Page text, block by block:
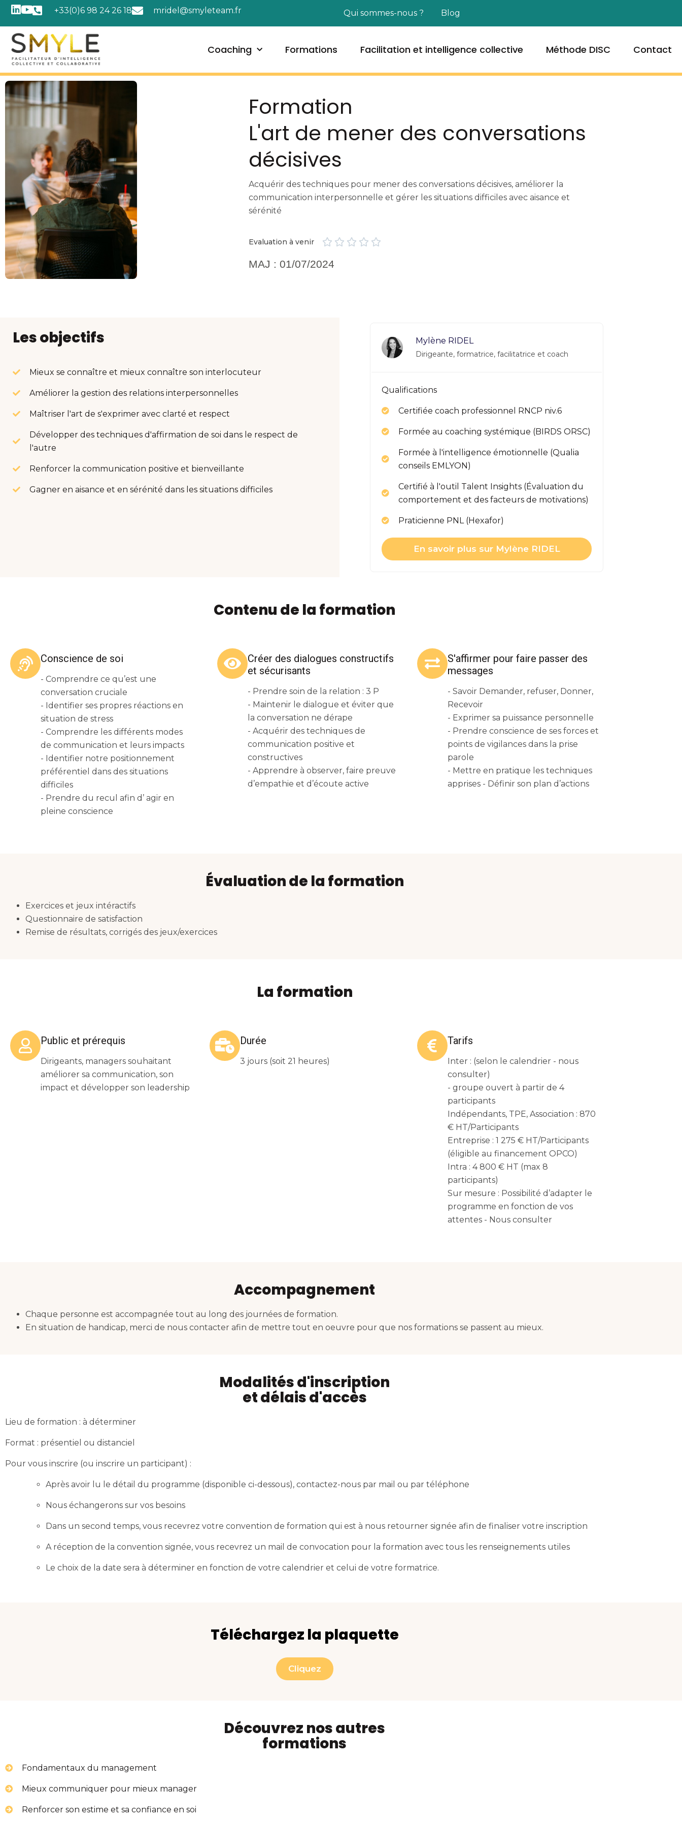
+33(0)6 98 24 26 18 mridel@smyleteam.fr Qui sommes-nous ? Blog
Coaching Formations Facilitation et intelligence collective Méthode DISC Contact
Formation
L'art de mener des conversations
décisives
Acquérir des techniques pour mener des conversations décisives, améliorer la
communication interpersonnelle et gérer les situations difficiles avec aisance et
sérénité
Evaluation à venir     
MAJ : 01/07/2024
Les objectifs
Mieux se connaître et mieux connaître son interlocuteur
Améliorer la gestion des relations interpersonnelles
Maîtriser l'art de s'exprimer avec clarté et respect
Développer des techniques d'affirmation de soi dans le respect de
l'autre
Renforcer la communication positive et bienveillante
Gagner en aisance et en sérénité dans les situations difficiles
Mylène RIDEL
Dirigeante, formatrice, facilitatrice et coach
Qualifications
Certifiée coach professionnel RNCP niv.6
Formée au coaching systémique (BIRDS ORSC)
Formée à l'intelligence émotionnelle (Qualia
conseils EMLYON)
Certifié à l'outil Talent Insights (Évaluation du
comportement et des facteurs de motivations)
Praticienne PNL (Hexafor)
En savoir plus sur Mylène RIDEL
Contenu de la formation
Conscience de soi
- Comprendre ce qu’est une
conversation cruciale
- Identifier ses propres réactions en
situation de stress
- Comprendre les différents modes
de communication et leurs impacts
- Identifier notre positionnement
préférentiel dans des situations
difficiles
- Prendre du recul afin d’ agir en
pleine conscience
Créer des dialogues constructifs
et sécurisants
- Prendre soin de la relation : 3 P
- Maintenir le dialogue et éviter que
la conversation ne dérape
- Acquérir des techniques de
communication positive et
constructives
- Apprendre à observer, faire preuve
d’empathie et d’écoute active
S'affirmer pour faire passer des
messages
- Savoir Demander, refuser, Donner,
Recevoir
- Exprimer sa puissance personnelle
- Prendre conscience de ses forces et
points de vigilances dans la prise
parole
- Mettre en pratique les techniques
apprises - Définir son plan d’actions
Évaluation de la formation
Exercices et jeux intéractifs
Questionnaire de satisfaction
Remise de résultats, corrigés des jeux/exercices
La formation
Public et prérequis
Dirigeants, managers souhaitant
améliorer sa communication, son
impact et développer son leadership
Durée
3 jours (soit 21 heures)
Tarifs
Inter : (selon le calendrier - nous
consulter)
- groupe ouvert à partir de 4
participants
Indépendants, TPE, Association : 870
€ HT/Participants
Entreprise : 1 275 € HT/Participants
(éligible au financement OPCO)
Intra : 4 800 € HT (max 8
participants)
Sur mesure : Possibilité d’adapter le
programme en fonction de vos
attentes - Nous consulter
Accompagnement
Chaque personne est accompagnée tout au long des journées de formation.
En situation de handicap, merci de nous contacter afin de mettre tout en oeuvre pour que nos formations se passent au mieux.
Modalités d'inscription
et délais d'accès
Lieu de formation : à déterminer
Format : présentiel ou distanciel
Pour vous inscrire (ou inscrire un participant) :
Après avoir lu le détail du programme (disponible ci-dessous), contactez-nous par mail ou par téléphone
Nous échangerons sur vos besoins
Dans un second temps, vous recevrez votre convention de formation qui est à nous retourner signée afin de finaliser votre inscription
A réception de la convention signée, vous recevrez un mail de convocation pour la formation avec tous les renseignements utiles​​
Le choix de la date sera à déterminer en fonction de votre calendrier et celui de votre formatrice.
Téléchargez la plaquette
Cliquez
Découvrez nos autres
formations
Fondamentaux du management
Mieux communiquer pour mieux manager
Renforcer son estime et sa confiance en soi